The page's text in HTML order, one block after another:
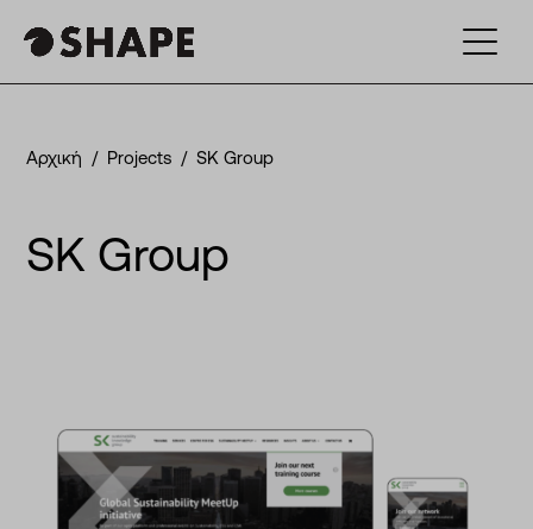
Αρχική / Projects /SK Group
SK Group